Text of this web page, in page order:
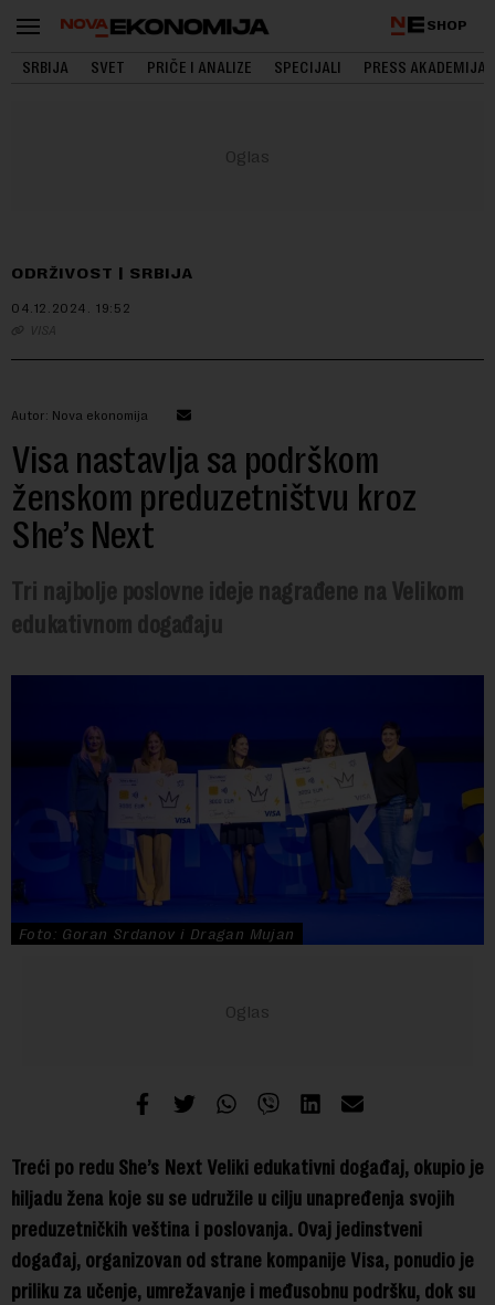
SHOP
SRBIJA SVET PRIČE I ANALIZE SPECIJALI PRESS AKADEMIJA
ODRŽIVOST SRBIJA
04.12.2024. 19:52
VISA
Autor: Nova ekonomija
Visa nastavlja sa podrškom
ženskom preduzetništvu kroz
She’s Next
Tri najbolje poslovne ideje nagrađene na Velikom
edukativnom događaju
Foto: Goran Srdanov i Dragan Mujan
Treći po redu She’s Next Veliki edukativni događaj, okupio je
hiljadu žena koje su se udružile u cilju unapređenja svojih
preduzetničkih veština i poslovanja. Ovaj jedinstveni
događaj, organizovan od strane kompanije Visa, ponudio je
priliku za učenje, umrežavanje i međusobnu podršku, dok su